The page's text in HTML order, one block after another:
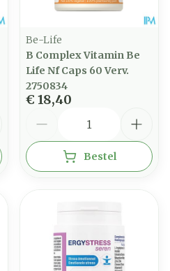
Be-Life
B Complex Vitamin Be
Life Nf Caps 60 Verv.
2750834
€ 18,40
Bestel